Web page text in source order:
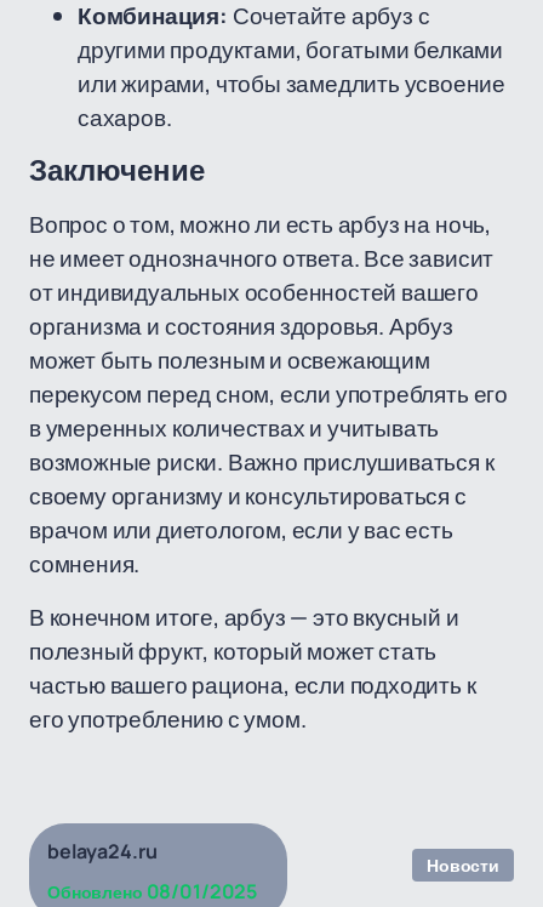
Комбинация: Сочетайте арбуз с
другими продуктами, богатыми белками
или жирами, чтобы замедлить усвоение
сахаров.
Заключение
Вопрос о том, можно ли есть арбуз на ночь,
не имеет однозначного ответа. Все зависит
от индивидуальных особенностей вашего
организма и состояния здоровья. Арбуз
может быть полезным и освежающим
перекусом перед сном, если употреблять его
в умеренных количествах и учитывать
возможные риски. Важно прислушиваться к
своему организму и консультироваться с
врачом или диетологом, если у вас есть
сомнения.
В конечном итоге, арбуз — это вкусный и
полезный фрукт, который может стать
частью вашего рациона, если подходить к
его употреблению с умом.
belaya24.ru
Обновлено 08/01/2025
Новости